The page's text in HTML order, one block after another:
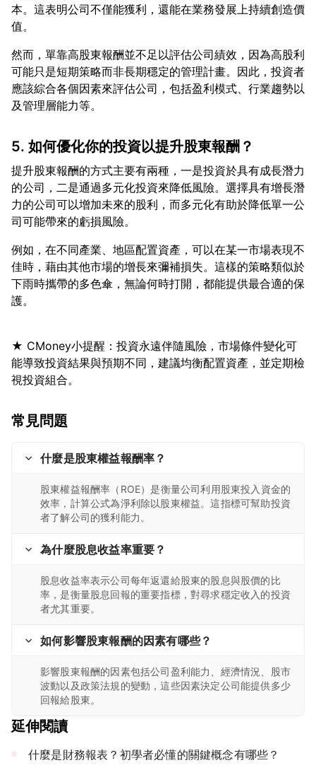
本。這表明公司不僅能獲利，還能在業務發展上持續創造價
然而，單靠高股東報酬並不足以評估公司績效，因為高股利
可能只是短期策略而非長期穩定的管理計畫。因此，投資者
應該綜合各個因素來評估公司，包括盈利模式、行業趨勢以
5. 如何優化你的投資以提升股東報酬？
提升股東報酬的方式主要有兩種，一是投資於具有成長潛力
的公司，二是通過多元化投資來降低風險。選擇具有增長潛
力的公司可以增加未來的股利，而多元化有助於降低單一公
例如，在不同產業、地區配置資產，可以在某一市場表現不
佳時，藉由其他市場的增長來彌補損失。這樣的策略類似於
下雨時攜帶的多色傘，無論何時打開，都能提供最合適的保
★ CMoney小提醒：投資永遠伴隨風險，市場條件變化可
能導致投資結果與預期不同，建議均衡配置資產，並定期檢
常見問題
什麼是股東權益報酬率？
股東權益報酬率（ROE）是衡量公司利用股東投入資金的
效率，計算公式為淨利除以股東權益。這指標可幫助投資
者了解公司的獲利能力。
為什麼股息收益率重要？
股息收益率表示公司每年返還給股東的股息與股價的比
率，是衡量股息回報的重要指標，對尋求穩定收入的投資
者尤其重要。
如何影響股東報酬的因素有哪些？
影響股東報酬的因素包括公司盈利能力、經濟情況、股市
波動以及政策法規的變動，這些因素決定公司能提供多少
回報給股東。
延伸閱讀
什麼是財務報表？初學者必懂的關鍵概念有哪些？